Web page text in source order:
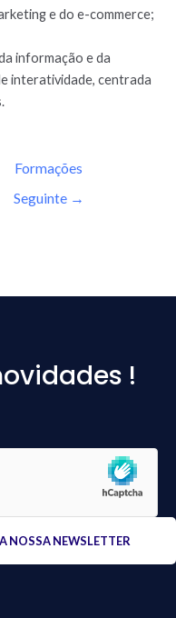
e do e-commerce;
informação e da
interatividade, centrada
Formações
Seguinte →
!